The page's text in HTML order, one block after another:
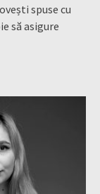
spuse cu
să asigure